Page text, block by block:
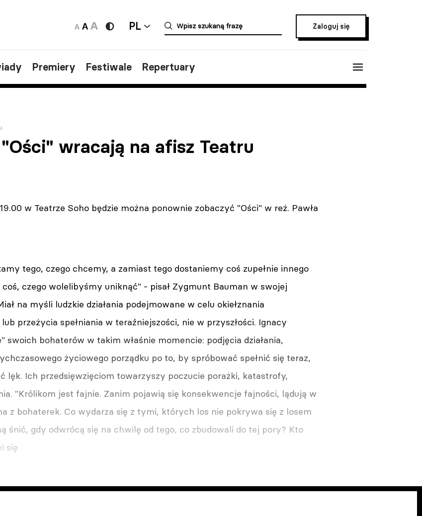
PL Zaloguj się
Premiery Festiwale Repertuary
wracają na afisz Teatru
w Teatrze Soho będzie można ponownie zobaczyć "Ości" w reż. Pawła
tego, czego chcemy, a zamiast tego dostaniemy coś zupełnie innego
coś, czego wolelibyśmy uniknąć" - pisał Zygmunt Bauman w swojej
na myśli ludzkie działania podejmowane w celu okiełznania
przeżycia spełniania w teraźniejszości, nie w przyszłości. Ignacy
swoich bohaterów w takim właśnie momencie: podjęcia działania,
życiowego porządku po to, by spróbować spełnić się teraz,
lęk. Ich przedsięwzięciom towarzyszy poczucie porażki, katastrofy,
"Królikom jest fajnie. Zanim pojawią się konsekwencje fajności, lądują w
z bohaterek. Co wydarza się z tymi, których los nie pokrywa się z losem
śnić, gdy odwrócą się na chwilę od tego, co zbudowali do tej pory? Kto
się